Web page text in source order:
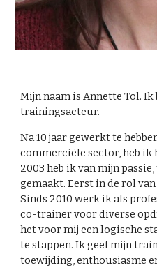
Mijn naam is Annette Tol.
trainingsacteur.
Na 10 jaar gewerkt te
commerciële sector, heb
2003 heb ik van mijn
gemaakt. Eerst in de rol
Sinds 2010 werk ik als
co-trainer voor diverse
het voor mij een logische
te stappen. Ik geef mijn
toewijding, enthousiasme